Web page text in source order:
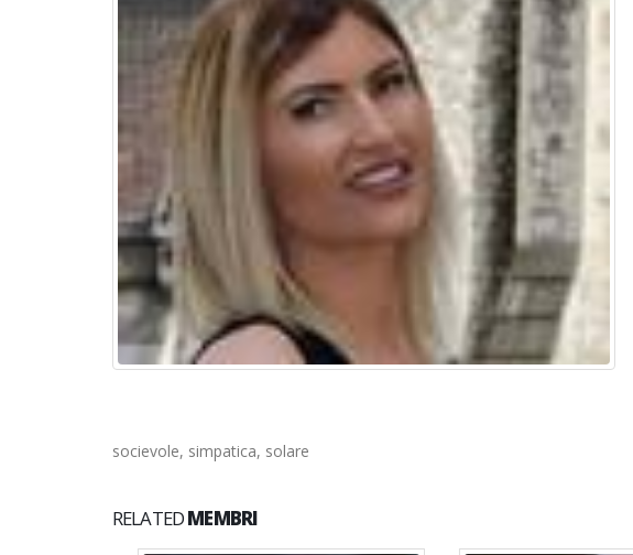
socievole, simpatica, solare
RELATEDMEMBRI